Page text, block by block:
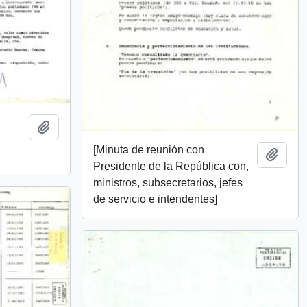
Añadir al portapapeles
[Minuta de reunión con
Presidente de la República con,
ministros, subsecretarios, jefes
de servicio e intendentes]